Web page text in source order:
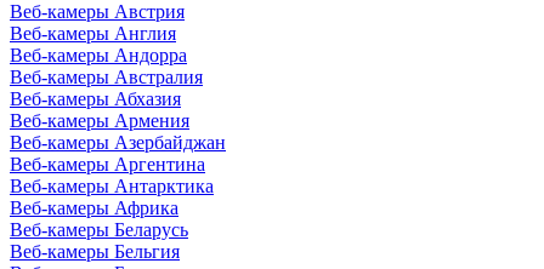
Веб-камеры Австрия
Веб-камеры Англия
Веб-камеры Андорра
Веб-камеры Австралия
Веб-камеры Абхазия
Веб-камеры Армения
Веб-камеры Азербайджан
Веб-камеры Аргентина
Веб-камеры Антарктика
Веб-камеры Африка
Веб-камеры Беларусь
Веб-камеры Бельгия